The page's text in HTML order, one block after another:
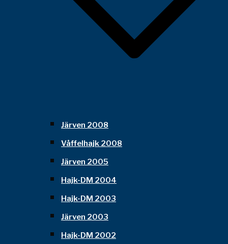
Järven 2008
Våffelhajk 2008
Järven 2005
Hajk-DM 2004
Hajk-DM 2003
Järven 2003
Hajk-DM 2002